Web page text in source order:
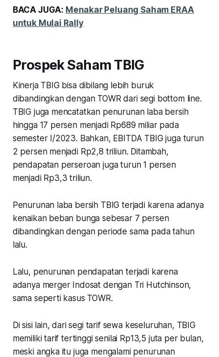
BACA JUGA: Menakar Peluang Saham ERAA
untuk Mulai Rally
Prospek Saham TBIG
Kinerja TBIG bisa dibilang lebih buruk
dibandingkan dengan TOWR dari segi bottom line.
TBIG juga mencatatkan penurunan laba bersih
hingga 17 persen menjadi Rp689 miliar pada
semester I/2023. Bahkan, EBITDA TBIG juga turun
2 persen menjadi Rp2,8 triliun. Ditambah,
pendapatan perseroan juga turun 1 persen
menjadi Rp3,3 triliun.
Penurunan laba bersih TBIG terjadi karena adanya
kenaikan beban bunga sebesar 7 persen
dibandingkan dengan periode sama pada tahun
lalu.
Lalu, penurunan pendapatan terjadi karena
adanya merger Indosat dengan Tri Hutchinson,
sama seperti kasus TOWR.
Di sisi lain, dari segi tarif sewa keseluruhan, TBIG
memiliki tarif tertinggi senilai Rp13,5 juta per bulan,
meski angka itu juga mengalami penurunan